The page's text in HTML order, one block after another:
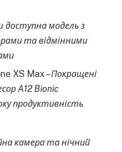
доступна модель з
та відмінними
XS Max –Покращені
A12 Bionic
продуктивність
камера та нічний